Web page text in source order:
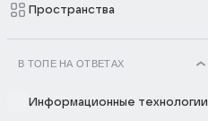
Пространства
В ТОПЕ НА ОТВЕТАХ
Информационные технологии